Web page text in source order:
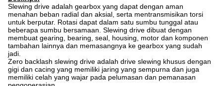
Slewing drive adalah gearbox yang dapat dengan aman
menahan beban radial dan aksial, serta mentransmisikan torsi
untuk berputar. Rotasi dapat dalam satu sumbu tunggal atau
beberapa sumbu bersamaan. Slewing drive dibuat dengan
membuat gearing, bearing, seal, housing, motor dan komponen
tambahan lainnya dan memasangnya ke gearbox yang sudah
jadi.
Zero backlash slewing drive adalah drive slewing khusus dengan
gigi dan cacing yang memiliki jaring yang sempurna dan juga
memiliki celah yang wajar pada pelumasan dan pemanasan